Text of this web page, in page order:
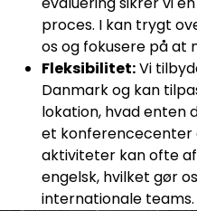
proces. I kan trygt
os og fokusere på at
Fleksibilitet:Vi
Danmark og kan
lokation, hvad enten
et konferencecenter
aktiviteter kan ofte
engelsk, hvilket gør
internationale teams.